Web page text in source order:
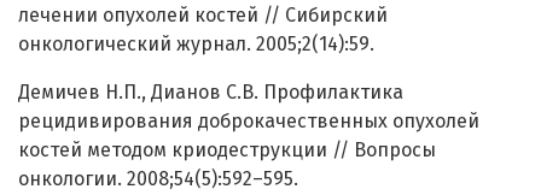
лечении опухолей костей // Сибирский
онкологический журнал. 2005;2(14):59.
Демичев Н.П., Дианов С.В. Профилактика
рецидивирования доброкачественных опухолей
костей методом криодеструкции // Вопросы
онкологии. 2008;54(5):592–595.